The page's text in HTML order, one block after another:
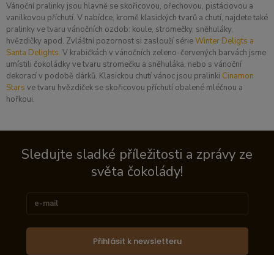
Vánoční pralinky jsou hlavně se skořicovou, ořechovou, pistáciovou a
vanilkovou příchutí. V nabídce, kromě klasických tvarů a chutí, najdete také
pralinky ve tvaru vánočních ozdob: koule, stromečky, sněhuláky,
hvězdičky apod. Zvláštní pozornost si zaslouží sérieWinter Deligts a
Santa Delights. V krabičkách v vánočních zeleno-červených barvách jsme
umístili čokoládky ve tvaru stromečku a sněhuláka, nebo s vánoční
dekorací v podobě dárků. Klasickou chutí vánoc jsou pralinki Cinamon
Stars ve tvaru hvězdiček se skořicovou příchutí obalené mléčnou a
hořkoui.
Sledujte sladké příležitosti a zprávy ze
světa čokolády!
Přihlásit k newsletteru